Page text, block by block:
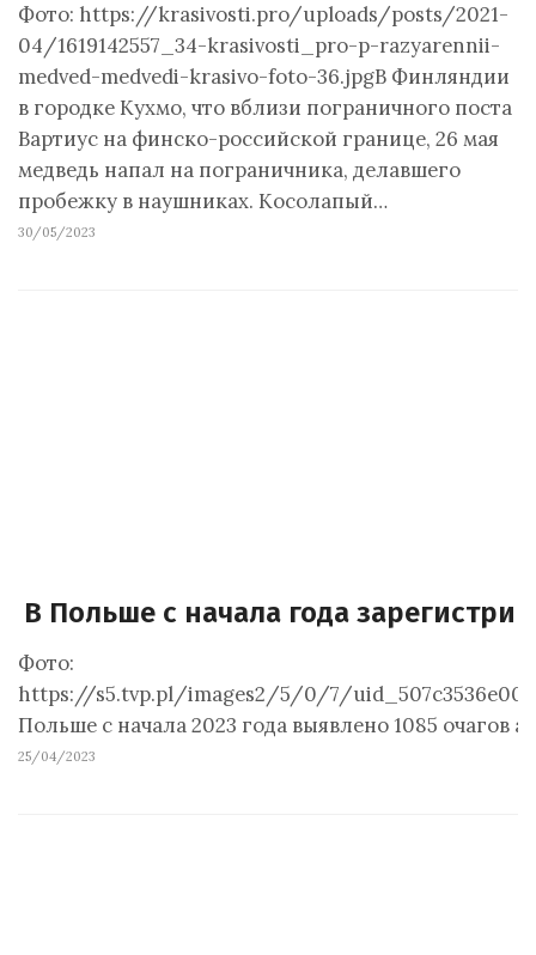
Фото: https://krasivosti.pro/uploads/posts/2021-
04/1619142557_34-krasivosti_pro-p-razyarennii-
medved-medvedi-krasivo-foto-36.jpgВ Финляндии
в городке Кухмо, что вблизи пограничного поста
Вартиус на финско-российской границе, 26 мая
медведь напал на пограничника, делавшего
пробежку в наушниках. Косолапый…
30/05/2023
В Польше с начала года
Фото:
https://s5.tvp.pl/images2/5/0/7/
Польше с начала 2023 года выявлено 1085 очагов
25/04/2023